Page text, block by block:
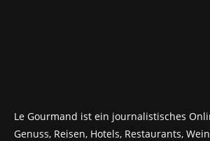
Le Gourmand ist ein journalistisches
Genuss, Reisen, Hotels, Restaurants,